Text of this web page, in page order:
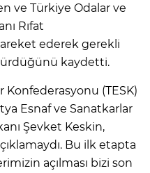
ve Türkiye Odalar ve
Rıfat
ederek gerekli
kaydetti.
Konfederasyonu (TESK)
Esnaf ve Sanatkarlar
Şevket Keskin,
Bu ilk etapta
açılması bizi son